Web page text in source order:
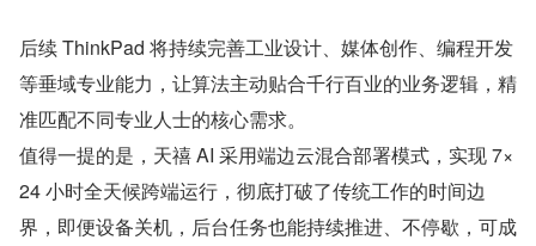
后续 ThinkPad 将持续完善工业设计、媒体创作、编程开发
等垂域专业能力，让算法主动贴合千行百业的业务逻辑，精
准匹配不同专业人士的核心需求。
值得一提的是，天禧 AI 采用端边云混合部署模式，实现 7×
24 小时全天候跨端运行，彻底打破了传统工作的时间边
界，即便设备关机，后台任务也能持续推进、不停歇，可成